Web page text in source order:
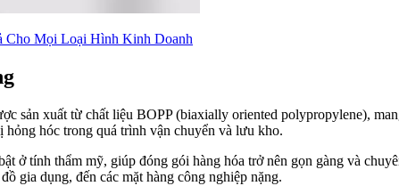
Cho Mọi Loại Hình Kinh Doanh
sản xuất từ chất liệu BOPP (biaxially oriented polypropylene),
hóc trong quá trình vận chuyển và lưu kho.
ở tính thẩm mỹ, giúp đóng gói hàng hóa trở nên gọn gàng và
gia dụng, đến các mặt hàng công nghiệp nặng.